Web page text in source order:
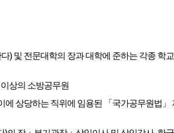
) 및 전문대학의 장과 대학에 준하는 각종 학
상의 소방공무원
상당하는 직위에 임용된 「국가공무원법」